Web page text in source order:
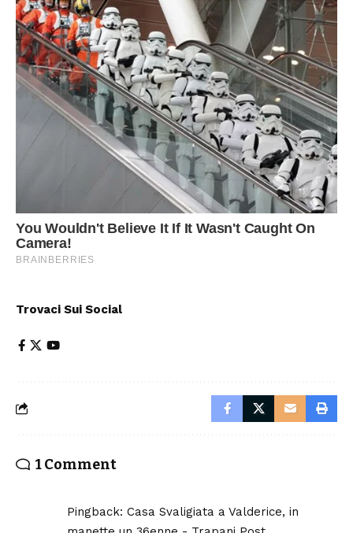
Trovaci Sui Social
1 Comment
Pingback: Casa Svaligiata a Valderice, in